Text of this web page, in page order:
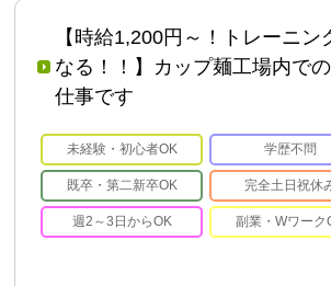
【時給1,200円～！トレーニン
なる！！】カップ麺工場内で
仕事です
未経験・初心者OK 学歴不問
既卒・第二新卒OK 完全土日祝休
週2～3日からOK 副業・Wワーク